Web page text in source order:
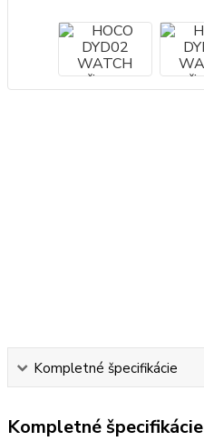
Kompletné špecifikácie
Kompletné špecifikácie